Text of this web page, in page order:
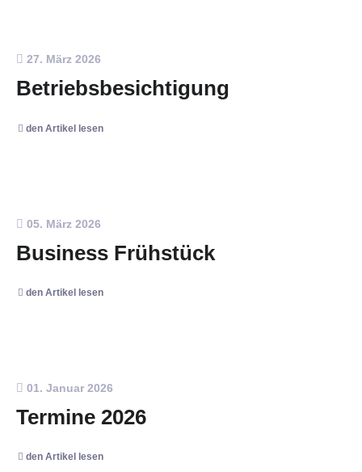
27. März 2026
Betriebsbesichtigung
den Artikel lesen
05. März 2026
Business Frühstück
den Artikel lesen
01. Januar 2026
Termine 2026
den Artikel lesen